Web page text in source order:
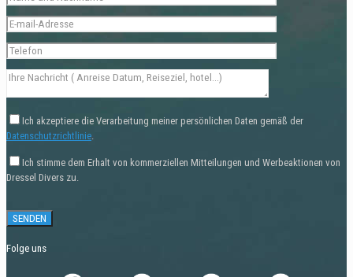
Ich akzeptiere die Verarbeitung meiner persönlichen Daten gemäß der
Datenschutzrichtlinie.
Ich stimme dem Erhalt von kommerziellen Mitteilungen und Werbeaktionen von
Dressel Divers zu.
Folge uns